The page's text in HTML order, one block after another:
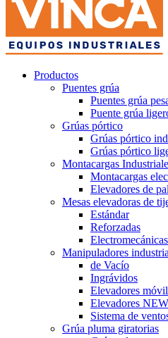
Productos
Puentes grúa
Puentes grúa
Puente grúa
Grúas pórtico
Grúas pórtico
Grúas pórtico
Montacargas
Montacargas
Elevadores de
Mesas elevadoras de
Estándar
Reforzadas
Manipuladores
de Vacío
Ingrávidos
Elevadores
Elevadores
Sistema de
Grúa pluma giratorias